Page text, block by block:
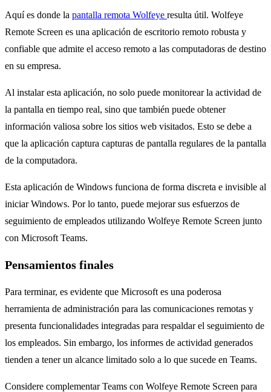
Aquí es donde la pantalla remota Wolfeye resulta útil. Wolfeye
Remote Screen es una aplicación de escritorio remoto robusta y
confiable que admite el acceso remoto a las computadoras de destino
en su empresa.
Al instalar esta aplicación, no solo puede monitorear la actividad de
la pantalla en tiempo real, sino que también puede obtener
información valiosa sobre los sitios web visitados. Esto se debe a
que la aplicación captura capturas de pantalla regulares de la pantalla
de la computadora.
Esta aplicación de Windows funciona de forma discreta e invisible al
iniciar Windows. Por lo tanto, puede mejorar sus esfuerzos de
seguimiento de empleados utilizando Wolfeye Remote Screen junto
con Microsoft Teams.
Pensamientos finales
Para terminar, es evidente que Microsoft es una poderosa
herramienta de administración para las comunicaciones remotas y
presenta funcionalidades integradas para respaldar el seguimiento de
los empleados. Sin embargo, los informes de actividad generados
tienden a tener un alcance limitado solo a lo que sucede en Teams.
Considere complementar Teams con Wolfeye Remote Screen para